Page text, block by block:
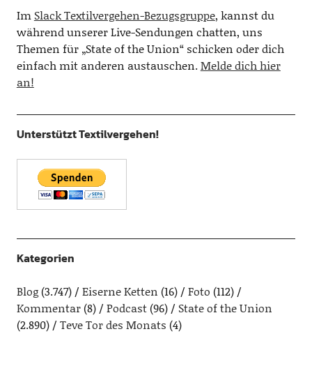
Im Slack Textilvergehen-Bezugsgruppe, kannst du
während unserer Live-Sendungen chatten, uns
Themen für „State of the Union“ schicken oder dich
einfach mit anderen austauschen.Melde dich hier
an!
Unterstützt Textilvergehen!
Kategorien
Blog(3.747) Eiserne Ketten (16) Foto (112)
Kommentar(8) Podcast(96)
State of the Union
(2.890)
Teve Tor des Monats (4)